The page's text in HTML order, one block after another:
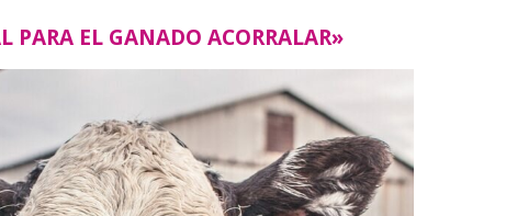
PARA EL GANADO ACORRALAR»